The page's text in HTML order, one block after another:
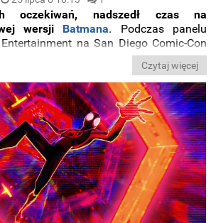
oczekiwań, nadszedł czas na
wersji Batmana. Podczas panelu
na San Diego Comic-Con
zwiastun filmu animowanego
Czytaj więcej